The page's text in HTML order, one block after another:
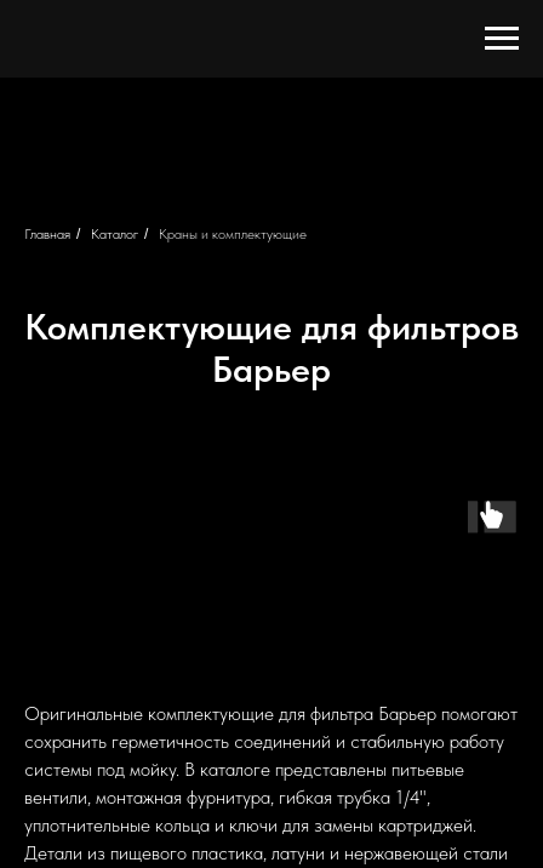
Главная / Каталог / Краны и комплектующие
Комплектующие для фильтров
Барьер
Оригинальные комплектующие для фильтра Барьер помогают
сохранить герметичность соединений и стабильную работу
системы под мойку. В каталоге представлены питьевые
вентили, монтажная фурнитура, гибкая трубка 1/4",
уплотнительные кольца и ключи для замены картриджей.
Детали из пищевого пластика, латуни и нержавеющей стали